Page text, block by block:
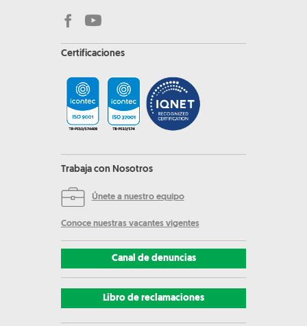
Certificaciones
Trabaja con Nosotros
Únete a nuestro equipo
Conoce nuestras vacantes vigentes
Canal de denuncias
Libro de reclamaciones